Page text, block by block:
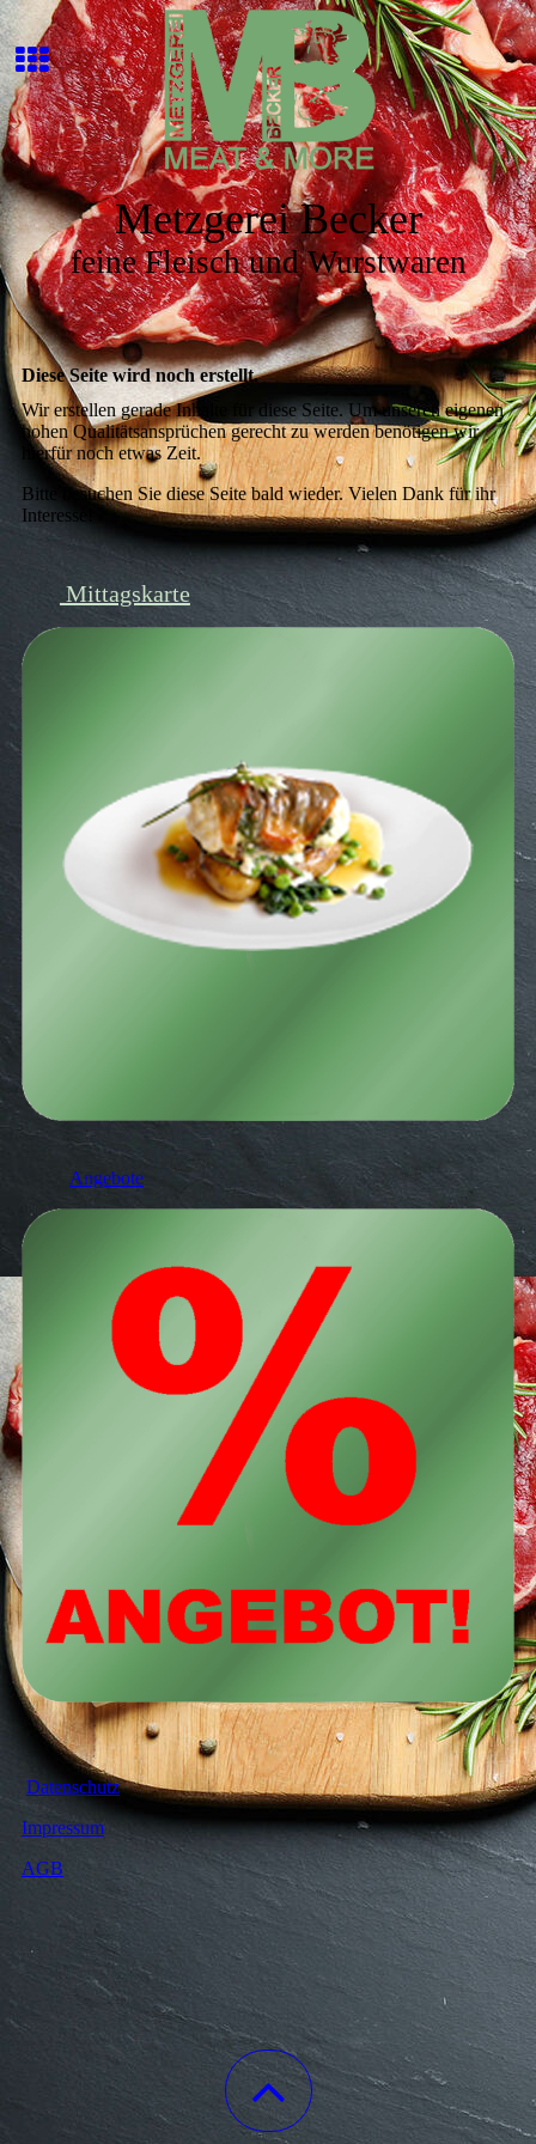
Metzgerei Becker
feine Fleisch und Wurstwaren
Diese Seite wird noch erstellt.
Wir erstellen gerade Inhalte für diese Seite. Um unseren eigenen
hohen Qualitätsansprüchen gerecht zu werden benötigen wir
hierfür noch etwas Zeit.
Bitte besuchen Sie diese Seite bald wieder. Vielen Dank für ihr
Interesse!
Mittagskarte
Angebote
Datenschutz
Impressum
AGB